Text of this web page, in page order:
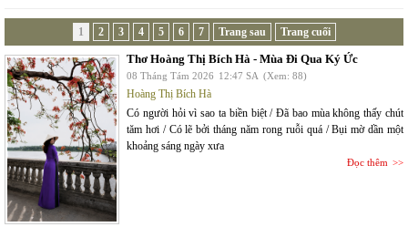
1 2 3 4 5 6 7 Trang sau Trang cuối
Thơ Hoàng Thị Bích Hà - Mùa Đi Qua Ký Ức
08 Tháng Tám 2026 12:47 SA (Xem: 88)
Hoàng Thị Bích Hà
Có người hỏi vì sao ta biền biệt / Đã bao mùa không thấy chút
tăm hơi / Có lẽ bởi tháng năm rong ruỗi quá / Bụi mờ dần một
khoảng sáng ngày xưa
Đọc thêm